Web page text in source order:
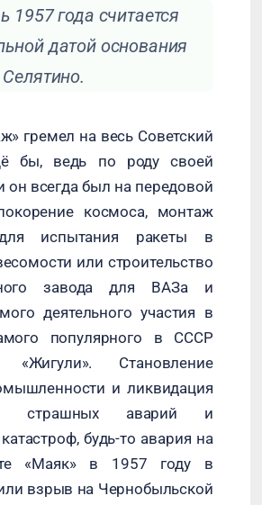
1957 года считается
датой основания
гремел на весь Советский
бы, ведь по роду своей
он всегда был на передовой
космоса, монтаж
испытания ракеты в
или строительство
завода для ВАЗа и
деятельного участия в
популярного в СССР
«Жигули». Становление
и ликвидация
страшных аварий и
будь-то авария на
«Маяк» в 1957 году в
взрыв на Чернобыльской